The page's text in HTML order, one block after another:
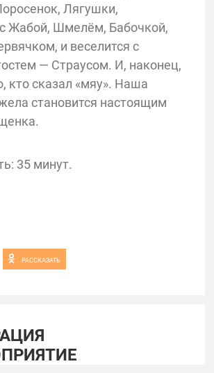
Лягушки,
Жабой, Шмелём, Бабочкой,
и веселится с
— Страусом. И, наконец,
кто сказал «мяу». Наша
становится настоящим
35 минут.
РАССКАЗАТЬ